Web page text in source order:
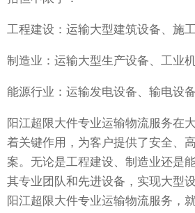
工程建设：运输大型建筑设备、施工
制造业：运输大型生产设备、工业机
能源行业：运输发电设备、输电设备
阳江超限大件专业运输物流服务在
着关键作用，为客户提供了安全、
案。无论是工程建设、制造业还是
其专业团队和先进设备，实现大型
阳江超限大件专业运输物流服务，